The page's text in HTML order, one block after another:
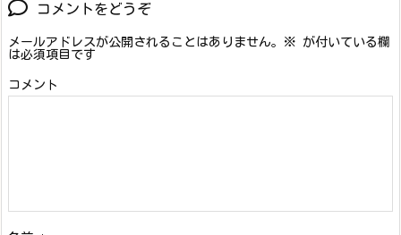
コメントをどうぞ
メールアドレスが公開されることはありません。 ※ が付いている欄
は必須項目です
コメント